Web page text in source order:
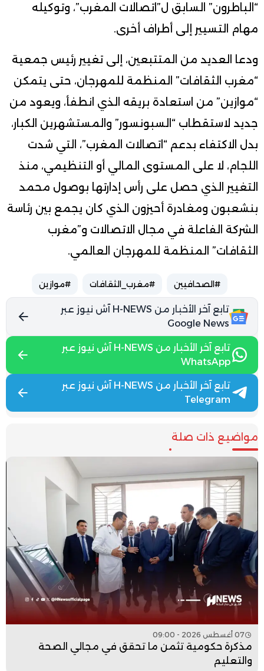
“الباطرون” السابق ل”اتصالات المغرب”، وتوكيله
مهام التسيير إلى أطراف أخرى.
ودعا العديد من المتتبعين، إلى تغيير رئيس جمعية
“مغرب الثقافات” المنظمة للمهرجان، حتى يتمكن
“موازين” من استعادة بريقه الذي انطفأ، ويعود من
جديد لاستقطاب “السبونسور” والمستشهرين الكبار،
بدل الاكتفاء بدعم “اتصالات المغرب”، التي شدت
اللجام، لا على المستوى المالي أو التنظيمي، منذ
التغيير الذي حصل على رأس إدارتها بوصول محمد
بنشعبون ومغادرة أحيزون الذي كان يجمع بين رئاسة
الشركة الفاعلة في مجال الاتصالات و”مغرب
الثقافات” المنظمة للمهرجان العالمي.
#الصحافيين #مغرب_الثقافات #موازين
تابع آخر الأخبار من H-NEWS آش نيوز عبر
Google News
تابع آخر الأخبار من H-NEWS آش نيوز عبر
WhatsApp
تابع آخر الأخبار من H-NEWS آش نيوز عبر
Telegram
مواضيع ذات صلة
07 أغسطس 2026 - 09:00
مذكرة حكومية تثمن ما تحقق في مجالي الصحة
والتعليم